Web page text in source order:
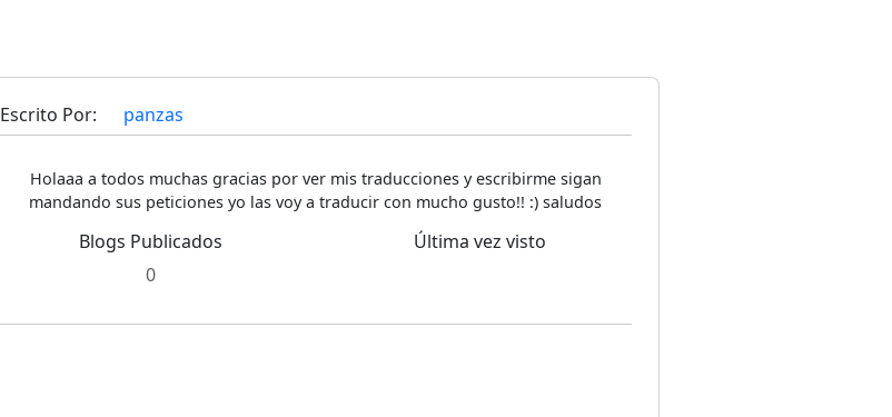
Escrito Por: panzas
Holaaa a todos muchas gracias por ver mis traducciones y escribirme sigan
mandando sus peticiones yo las voy a traducir con mucho gusto!! :) saludos
Blogs Publicados
0
Última vez visto